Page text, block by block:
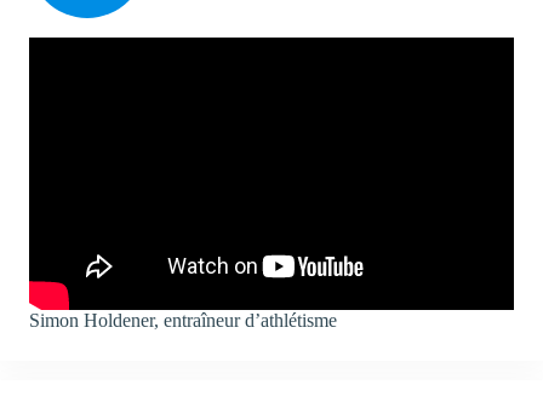
Simon Holdener, entraîneur d’athlétisme